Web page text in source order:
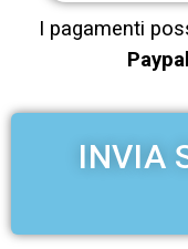
I pagamenti
Paypal
INVIA